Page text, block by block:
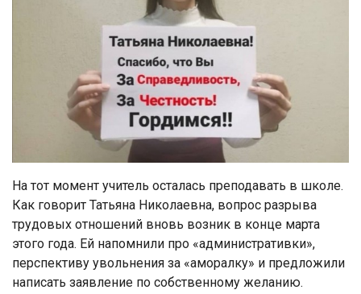
На тот момент учитель осталась преподавать в школе.
Как говорит Татьяна Николаевна, вопрос разрыва
трудовых отношений вновь возник в конце марта
этого года. Ей напомнили про «административки»,
перспективу увольнения за «аморалку» и предложили
написать заявление по собственному желанию.